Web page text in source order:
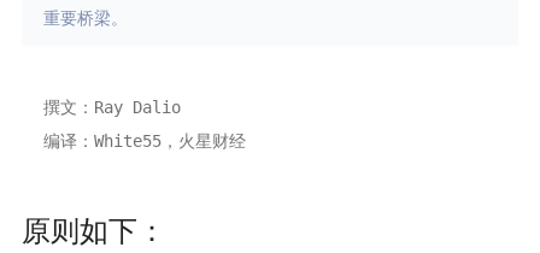
重要桥梁。
撰文：Ray Dalio
编译：White55，火星财经
原则如下：